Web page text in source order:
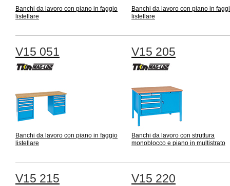
Banchi da lavoro con piano in faggio
listellare
Banchi da lavoro con piano in
listellare
V15 051
Banchi da lavoro con piano in faggio
listellare
V15 205
Banchi da lavoro con struttura
monoblocco e piano in multistrato
V15 215 V15 220